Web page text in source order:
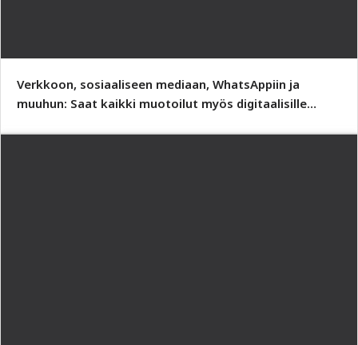
Verkkoon, sosiaaliseen mediaan, WhatsAppiin ja
muuhun: Saat kaikki muotoilut myös digitaalisille